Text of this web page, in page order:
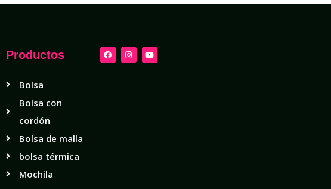
Productos
Bolsa
Bolsa con
cordón
Bolsa de malla
bolsa térmica
Mochila